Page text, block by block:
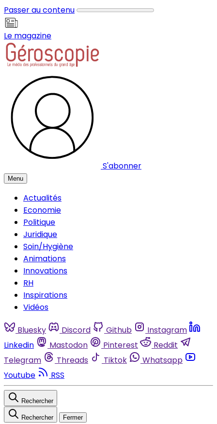
Passer au contenu
Le magazine
S'abonner
Menu
Actualités
Economie
Politique
Juridique
Soin/Hygiène
Animations
Innovations
RH
Inspirations
Vidéos
Bluesky Discord Github
Instagram
Linkedin
Mastodon Pinterest
Reddit
Telegram
Threads Tiktok
Whatsapp
Youtube
RSS
Rechercher
Rechercher Fermer
Panneau de gestion des cookies